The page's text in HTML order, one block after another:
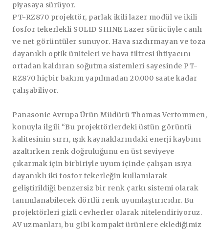
piyasaya sürüyor.
PT-RZ870 projektör, parlak ikili lazer modül ve ikili
fosfor tekerlekli SOLID SHINE Lazer sürücüyle canlı
ve net görüntüler sunuyor. Hava sızdırmayan ve toza
dayanıklı optik üniteleri ve hava filtresi ihtiyacını
ortadan kaldıran soğutma sistemleri sayesinde PT-
RZ870 hiçbir bakım yapılmadan 20.000 saate kadar
çalışabiliyor.
Panasonic Avrupa Ürün Müdürü Thomas Vertommen,
konuyla ilgili “Bu projektörlerdeki üstün görüntü
kalitesinin sırrı, ışık kaynaklarındaki enerji kaybını
azaltırken renk doğruluğunu en üst seviyeye
çıkarmak için birbiriyle uyum içinde çalışan ısıya
dayanıklı iki fosfor tekerleğin kullanılarak
geliştirildiği benzersiz bir renk çarkı sistemi olarak
tanımlanabilecek dörtlü renk uyumlaştırıcıdır. Bu
projektörleri gizli cevherler olarak nitelendiriyoruz.
AV uzmanları, bu gibi kompakt ürünlere eklediğimiz